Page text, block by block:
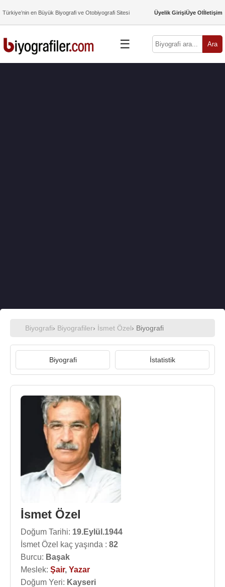
Türkiye’nin en Büyük Biyografi ve Otobiyografi Sitesi Üyelik GirişiÜye Olİletişim
☰ Ara
Biyografi› Biyografiler› İsmet Özel› Biyografi
Biyografi İstatistik
İsmet Özel
Doğum Tarihi: 19.Eylül.1944
İsmet Özel kaç yaşında : 82
Burcu: Başak
Meslek: Şair, Yazar
Doğum Yeri: Kayseri